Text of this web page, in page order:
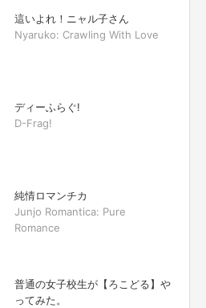
這いよれ！ニャル子さん
Nyaruko: Crawling With Love
ディーふらぐ!
D-Frag!
純情ロマンチカ
Junjo Romantica: Pure
Romance
普通の女子校生が【ろこどる】や
ってみた。